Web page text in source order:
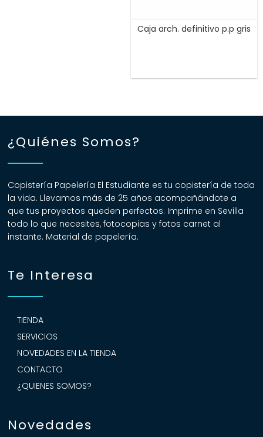
Caja arch. definitivo p.p gris
¿Quiénes Somos?
Copistería Papelería El Estudiante es tu copistería de toda
la vida. Llevamos más de 25 años acompañándote a
que tus proyectos queden perfectos. Imprime en Sevilla
todo lo que necesites, fotocopias y fotos carnet al
instante. Material de papelería.
Te Interesa
TIENDA
SERVICIOS
NOVEDADES EN LA TIENDA
CONTACTO
¿QUIENES SOMOS?
Novedades